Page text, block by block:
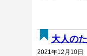
大人の
2021年12月10日